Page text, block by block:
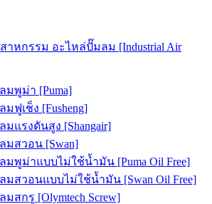
าหกรรม อะไหล่ปั๊มลม [Industrial Air
มพูม่า [Puma]
มฟูเช็ง [Fusheng]
มแรงดันสูง [Shangair]
มสวอน [Swan]
มพูม่าแบบไม่ใช้น้ำมัน [Puma Oil Free]
มสวอนแบบไม่ใช้น้ำมัน [Swan Oil Free]
มสกรู [Olymtech Screw]